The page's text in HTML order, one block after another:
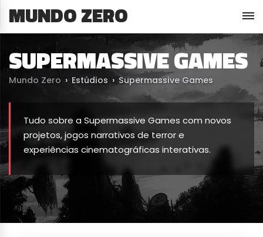
MUNDO ZERO
SUPERMASSIVE GAMES
Mundo Zero › Estúdios › Supermassive Games
Tudo sobre a Supermassive Games com novos
projetos, jogos narrativos de terror e
experiências cinematográficas interativas.